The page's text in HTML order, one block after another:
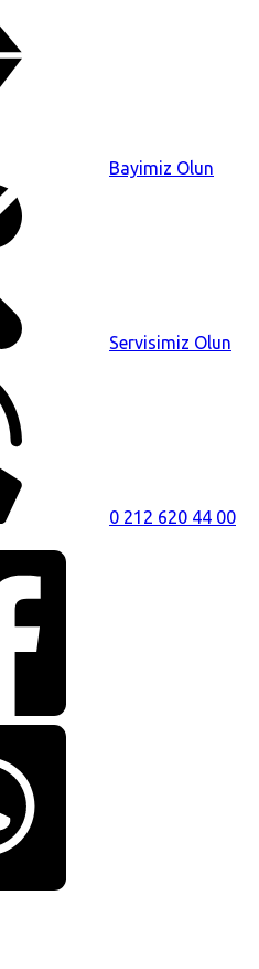
Bayimiz Olun
Servisimiz Olun
0 212 620 44 00